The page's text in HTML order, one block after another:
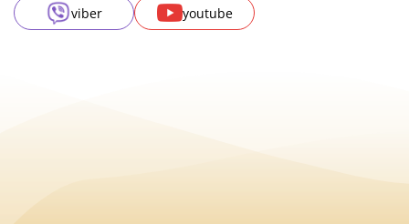
viber
youtube